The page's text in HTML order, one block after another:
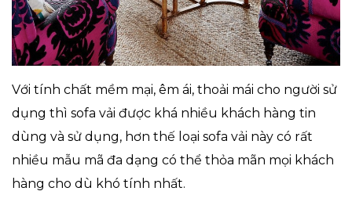
Với tính chất mềm mại, êm ái, thoải mái cho người sử
dụng thì sofa vải được khá nhiều khách hàng tin
dùng và sử dụng, hơn thế loại sofa vải này có rất
nhiều mẫu mã đa dạng có thể thỏa mãn mọi khách
hàng cho dù khó tính nhất.